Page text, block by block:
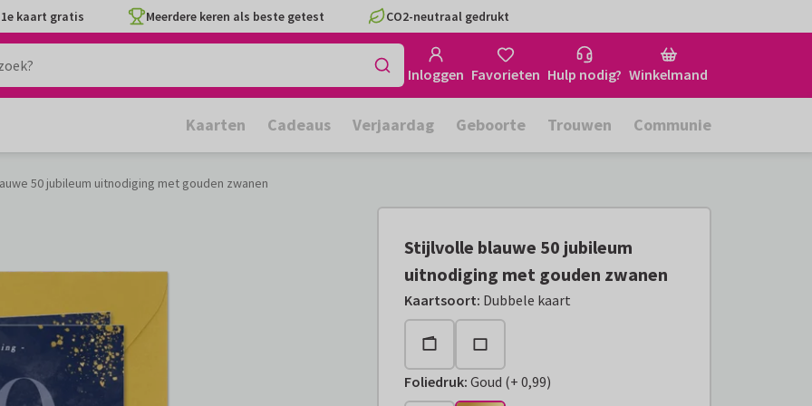
kaart gratis Meerdere keren als beste getest CO2-neutraal gedrukt
Inloggen Favorieten Hulp nodig? Winkelmand
Kaarten Cadeaus Verjaardag Geboorte Trouwen Communie
50 jubileum uitnodiging met gouden zwanen
Stijlvolle blauwe 50 jubileum
uitnodiging met gouden zwanen
Kaartsoort: Dubbele kaart
Foliedruk:Goud (+ 0,99)